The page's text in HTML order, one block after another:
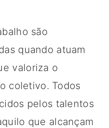
são
quando atuam
valoriza o
coletivo. Todos
pelos talentos
que alcançam